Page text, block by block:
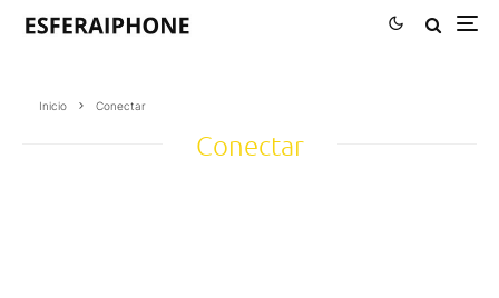
Inicio Conectar
Conectar